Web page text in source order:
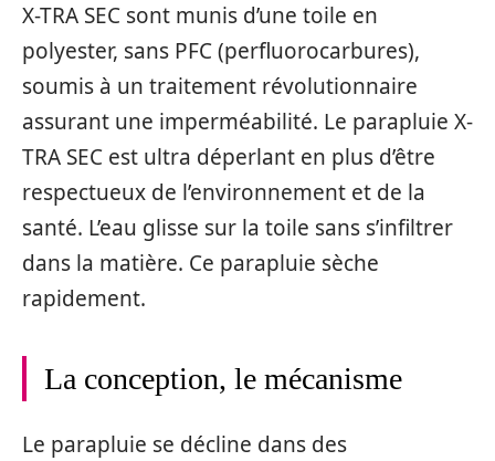
X-TRA SEC sont munis d’une toile en
polyester, sans PFC (perfluorocarbures),
soumis à un traitement révolutionnaire
assurant une imperméabilité. Le parapluie X-
TRA SEC est ultra déperlant en plus d’être
respectueux de l’environnement et de la
santé. L’eau glisse sur la toile sans s’infiltrer
dans la matière. Ce parapluie sèche
rapidement.
La conception, le mécanisme
Le parapluie se décline dans des